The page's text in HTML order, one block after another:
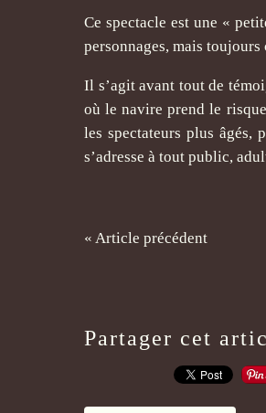
Ce spectacle est une «
personnages, mais
Il s’agit avant tout de
où le navire prend le
les spectateurs plus âgés,
s’adresse à tout public,
« Article précédent
Partager cet